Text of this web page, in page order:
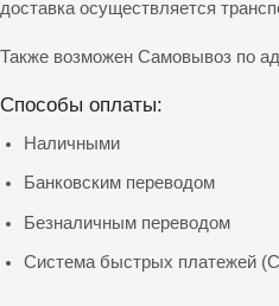
доставка осуществляется
Также возможен Самовывоз по
Способы оплаты:
Наличными
Банковским переводом
Безналичным переводом
Система быстрых платежей